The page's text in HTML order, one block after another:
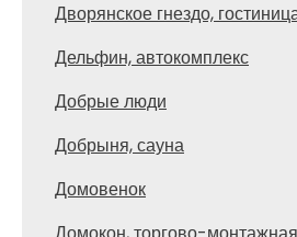
Дворянское гнездо,
Дельфин, автокомплекс
Добрые люди
Добрыня, сауна
Домовенок